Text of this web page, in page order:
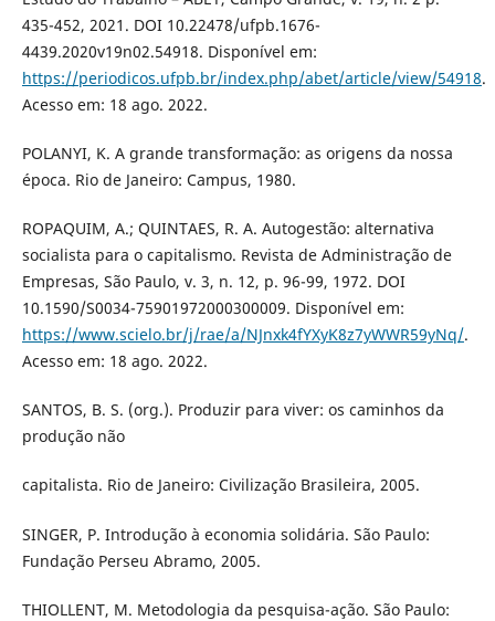
435-452, 2021. DOI 10.22478/ufpb.1676-
4439.2020v19n02.54918. Disponível em:
https://periodicos.ufpb.br/index.php/abet/article/view/54918.
Acesso em: 18 ago. 2022.
POLANYI, K. A grande transformação: as origens da nossa
época. Rio de Janeiro: Campus, 1980.
ROPAQUIM, A.; QUINTAES, R. A. Autogestão: alternativa
socialista para o capitalismo. Revista de Administração de
Empresas, São Paulo, v. 3, n. 12, p. 96-99, 1972. DOI
10.1590/S0034-75901972000300009. Disponível em:
https://www.scielo.br/j/rae/a/NJnxk4fYXyK8z7yWWR59yNq/.
Acesso em: 18 ago. 2022.
SANTOS, B. S. (org.). Produzir para viver: os caminhos da
produção não
capitalista. Rio de Janeiro: Civilização Brasileira, 2005.
SINGER, P. Introdução à economia solidária. São Paulo:
Fundação Perseu Abramo, 2005.
THIOLLENT, M. Metodologia da pesquisa-ação. São Paulo: